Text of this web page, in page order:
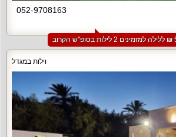
052-9708163
וילות במגדל